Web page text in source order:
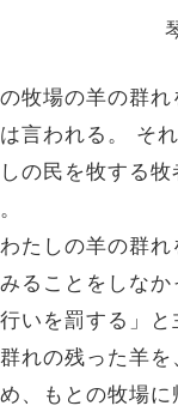
牧場の羊の群
言われる。 そ
の民を牧する牧
たしの羊の群
ることをしなか
いを罰する」と
れの残った羊
、もとの牧場